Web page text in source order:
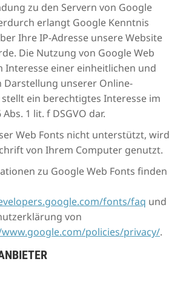
zu den Servern von Google
erlangt Google Kenntnis
Ihre IP-Adresse unsere Website
Die Nutzung von Google Web
Interesse einer einheitlichen und
Darstellung unserer Online-
ein berechtigtes Interesse im
1 lit. f DSGVO dar.
Web Fonts nicht unterstützt, wird
von Ihrem Computer genutzt.
zu Google Web Fonts finden
fonts/faq und
von
policies/privacy/.